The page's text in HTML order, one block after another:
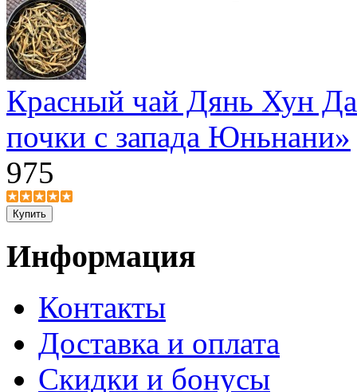
Красный чай Дянь Хун
почки с запада Юньнани»
975
Информация
Контакты
Доставка и оплата
Скидки и бонусы